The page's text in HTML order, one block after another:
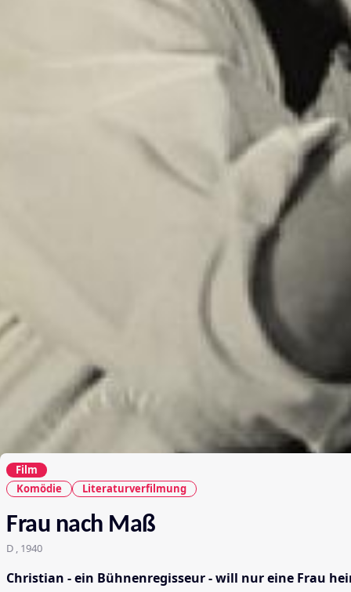
Film
Komödie
Literaturverfilmung
Frau nach Maß
D , 1940
Christian - ein Bühnenregisseur - will nur eine Frau